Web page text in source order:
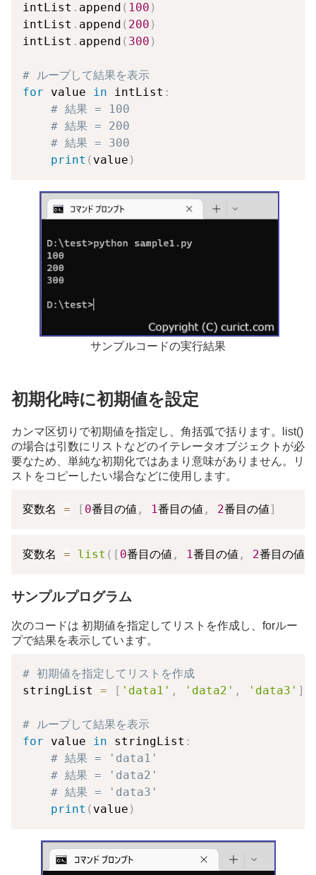
intList . append ( 100 )
intList . append ( 200 )
intList . append ( 300 )
# ループして結果を表示
for value in intList :
# 結果 = 100
# 結果 = 200
# 結果 = 300
print ( value )
サンプルコードの実行結果
初期化時に初期値を設定
カンマ区切りで初期値を指定し、角括弧で括ります。list()
の場合は引数にリストなどのイテレータオブジェクトが必
要なため、単純な初期化ではあまり意味がありません。リ
ストをコピーしたい場合などに使用します。
変数名 = [ 0番目の値 , 1番目の値 , 2番目の値]
変数名 = list ( [ 0番目の値 , 1番目の値 , 2番目の値
サンプルプログラム
次のコードは 初期値を指定してリストを作成し、forルー
プで結果を表示しています。
# 初期値を指定してリストを作成
stringList = [ 'data1' , 'data2' , 'data3' ]
# ループして結果を表示
for value in stringList :
# 結果 = 'data1'
# 結果 = 'data2'
# 結果 = 'data3'
print ( value )